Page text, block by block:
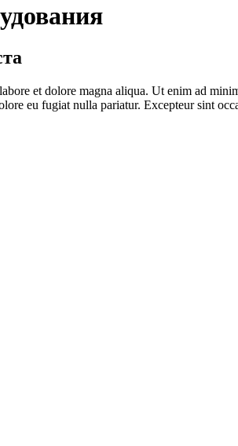
et dolore magna aliqua. Ut enim ad
eu fugiat nulla pariatur. Excepteur sint